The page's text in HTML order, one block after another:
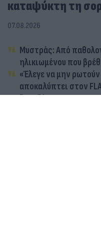
καταψύκτη τη
07.08.2026
Μυστράς: Από
ηλικιωμένου που
«Έλεγε να μην
αποκαλύπτει στον
ξενοδόχου